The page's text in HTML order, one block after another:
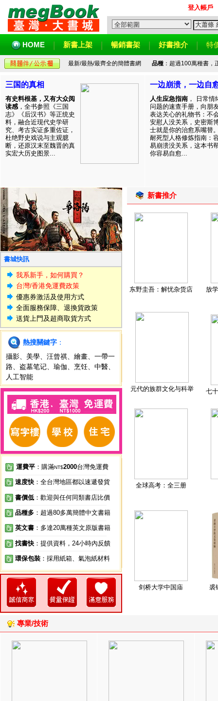
登入帳戶
HOME 新書上架 暢銷書架 好書推介 特
最新/最熱/最齊全的簡體書網 品種：超過100萬種書，
三国的真相
有史料根基，又有大众阅
读感 ，全书参照《三国
志》《后汉书》等正统史
料，融合近现代史学研
究、考古实证多重佐证，
杜绝野史戏说与主观臆
断，还原汉末至魏晋的真
实宏大历史图景...
一边崩溃，一边自
人生应急指南 ， 日常情
问题的速查手册，向朋
表达关心的礼物书：不
安慰人没关系，史密斯
士就是你的治愈系嘴替
耐死型人格修炼指南：
易崩溃没关系，这本书
你容易自愈...
書城快訊
我系新手，如何購買？
台灣/香港免運費政策
優惠券激活及使用方式
全面服務保障、退換貨政策
送貨上門及超商取貨方式
熱搜關鍵字 ：
攝影
美學 汪曾祺 繪畫
一帶一
路
盗墓笔记 瑜伽 烹饪 中醫
人工智能
運費平 ：購滿NT$2000台灣免運費
速度快 ：全台灣地區都以速遞發貨
書價低 ：歡迎與任何同類書店比價
品種多 ：超過80多萬簡體中文書籍
英文書 ：多達20萬種英文原版書籍
找書快 ：提供資料，24小時內反饋
環保包裝 ：採用紙箱、氣泡紙材料
新書推介
东野圭吾：解忧杂货店 放
元代的族群文化与科举 七
全球高考：全三册
剑桥大学中国庙 裘
專業/技術